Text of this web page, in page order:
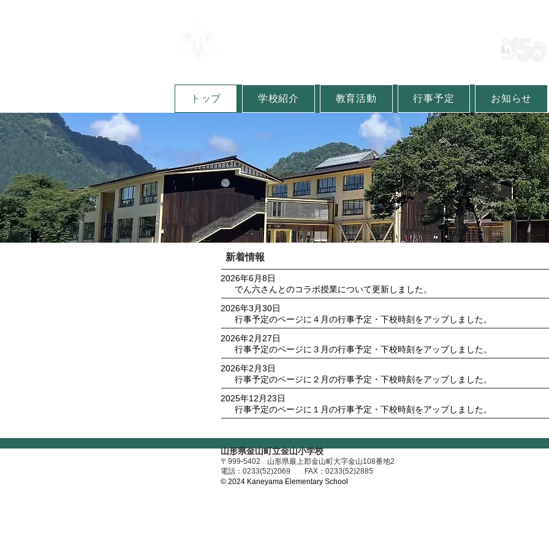
トップ 学校紹介 教育活動 行事予定 お知らせ
新着情報
2026年6月8日
でん六さんとのコラボ授業について更新しました。
2026年3月30日
行事予定のページに４月の行事予定・下校時刻をアップしました。
2026年2月27日
行事予定のページに３月の行事予定・下校時刻をアップしました。
2026年2月3日
行事予定のページに２月の行事予定・下校時刻をアップしました。
2025年12月23日
行事予定のページに１月の行事予定・下校時刻をアップしました。
山形県金山町立金山小学校
〒999-5402
山形県最上郡金山町大字金山108番地2​
​電話：0233(52)2069
FAX：0233(52)2885
© 2024 Kaneyama Elementary School